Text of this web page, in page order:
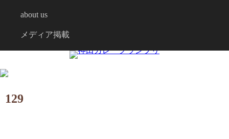
about us
メディア掲載
129